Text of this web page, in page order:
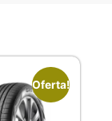
Oferta!